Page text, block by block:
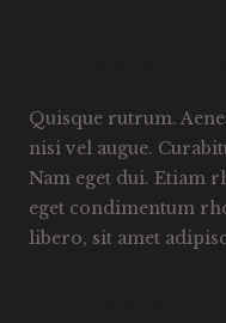
Quisque rutrum.
nisi vel augue.
Nam eget dui. Etiam
eget condimentum
libero, sit amet